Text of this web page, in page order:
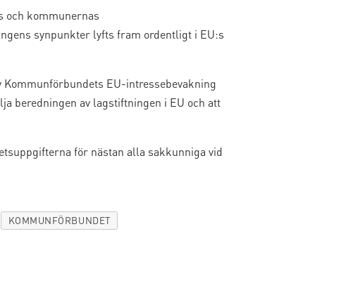
och kommunernas
synpunkter lyfts fram ordentligt i EU:s
EU-intressebevakning
beredningen av lagstiftningen i EU och att
för nästan alla sakkunniga vid
KOMMUNFÖRBUNDET